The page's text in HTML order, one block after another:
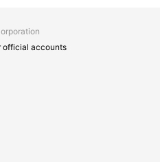
official accounts